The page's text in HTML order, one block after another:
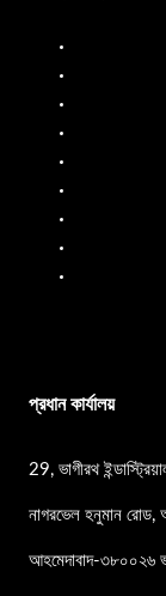
প্রধান কার্যালয়
29, ভাগীরথ
নাগরভেল হনুমান রোড,
আহমেদাবাদ-৩৮০০২৬